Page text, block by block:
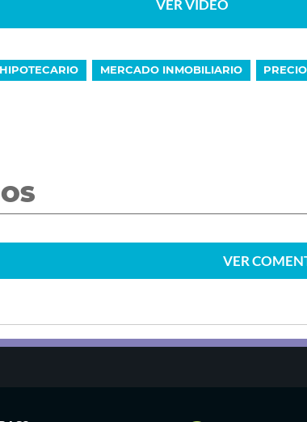
VER VIDEO
MERCADO INMOBILIARIO
VER